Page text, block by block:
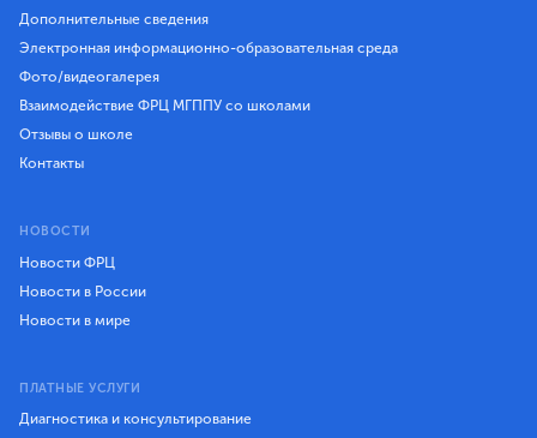
Дополнительные сведения
Электронная информационно-образовательная среда
Фото/видеогалерея
Взаимодействие ФРЦ МГППУ со школами
Отзывы о школе
Контакты
НОВОСТИ
Новости ФРЦ
Новости в России
Новости в мире
ПЛАТНЫЕ УСЛУГИ
Диагностика и консультирование